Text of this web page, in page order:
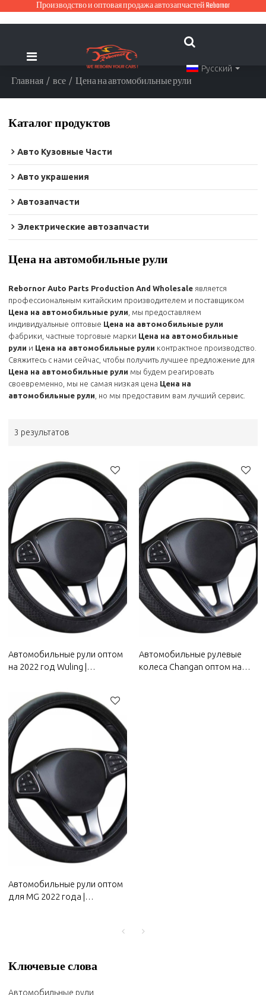
Производство и оптовая продажа автозапчастей Rebornor
Русский
Главная / все / Цена на автомобильные рули
Каталог продуктов
Авто Кузовные Части
Авто украшения
Автозапчасти
Электрические автозапчасти
Цена на автомобильные рули
Rebornor Auto Parts Production And Wholesale является
профессиональным китайским производителем и поставщиком
Цена на автомобильные рули , мы предоставляем
индивидуальные оптовые Цена на автомобильные рули
фабрики, частные торговые марки Цена на автомобильные
рули и Цена на автомобильные рули контрактное производство.
Свяжитесь с нами сейчас, чтобы получить лучшее предложение для
Цена на автомобильные рули мы будем реагировать
своевременно, мы не самая низкая цена Цена на
автомобильные рули , но мы предоставим вам лучший сервис.
3 результатов
Автомобильные рули оптом
на 2022 год Wuling |
устойчивые к поту, легко
регулируются, хороший
комфорт | Автозапчасти для
кузова Wuling
Автомобильные рулевые
колеса Changan оптом на
Автомобильные рули оптом
для MG 2022 года |
Ключевые слова
Автомобильные рули